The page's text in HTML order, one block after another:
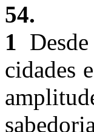
54.
1
cidades